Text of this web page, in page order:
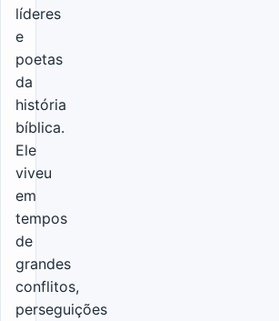
líderes
e
poetas
da
história
bíblica.
Ele
viveu
em
tempos
de
grandes
conflitos,
perseguições